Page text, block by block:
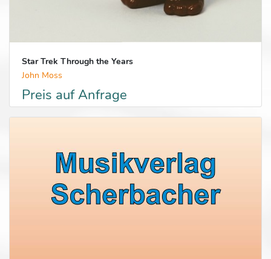
Star Trek Through the Years
John Moss
Preis auf Anfrage